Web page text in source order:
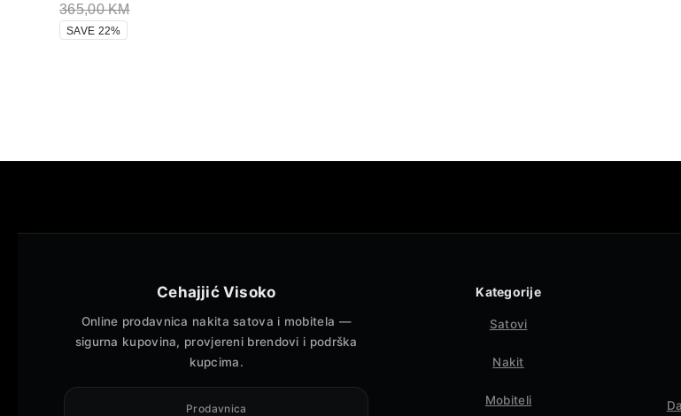
365,00KM
SAVE 22%
Cehajjić Visoko
Online prodavnica nakita satova i mobitela —
sigurna kupovina, provjereni brendovi i podrška
kupcima.
Prodavnica
Kategorije
Satovi
Nakit
Mobiteli